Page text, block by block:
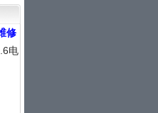
修
电